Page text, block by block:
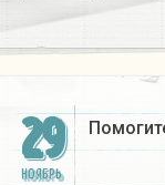
29
НОЯБРЬ